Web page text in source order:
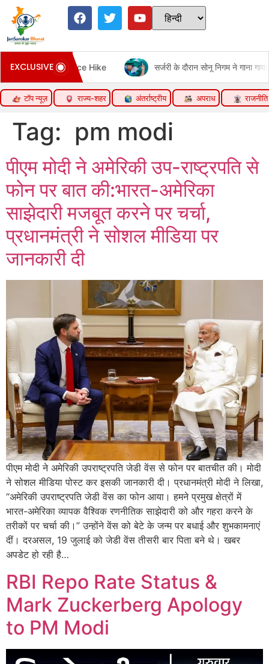
EXCLUSIVEसर्जरी के दौरान सोनू निगम ने गाना गाया:हॉस्पिटल बेड से शेयर किया वीडियो,
टॉप न्यूज़ राज्य-शहर अंतर्राष्ट्रीय अपराध राजनीति
Tag: pm modi
पीएम मोदी ने अमेरिकी उप-राष्ट्रपति से
फोन पर बात की:भारत-अमेरिका
साझेदारी मजबूत करने पर चर्चा,
प्रधानमंत्री ने सोशल मीडिया पर
जानकारी दी
पीएम मोदी ने अमेरिकी उपराष्ट्रपति जेडी वेंस से फोन पर बातचीत की। मोदी
ने सोशल मीडिया पोस्ट कर इसकी जानकारी दी। प्रधानमंत्री मोदी ने लिखा,
“अमेरिकी उपराष्ट्रपति जेडी वेंस का फोन आया। हमने प्रमुख क्षेत्रों में
भारत-अमेरिका व्यापक वैश्विक रणनीतिक साझेदारी को और गहरा करने के
तरीकों पर चर्चा की।” उन्होंने वेंस को बेटे के जन्म पर बधाई और शुभकामनाएं
दीं। दरअसल, 19 जुलाई को जेडी वेंस तीसरी बार पिता बने थे। खबर
अपडेट हो रही है…
RBI Repo Rate Status &
Mark Zuckerberg Apology
to PM Modi